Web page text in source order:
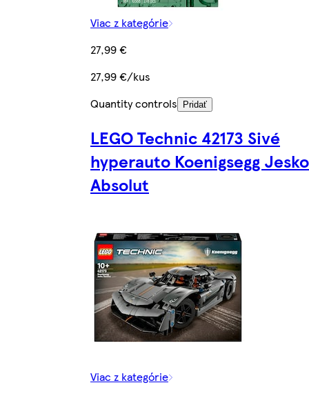
Viac z kategórie
27,99 €
27,99 €/kus
Quantity controls
Pridať
LEGO Technic 42173 Sivé
hyperauto Koenigsegg Jesko
Absolut
Viac z kategórie